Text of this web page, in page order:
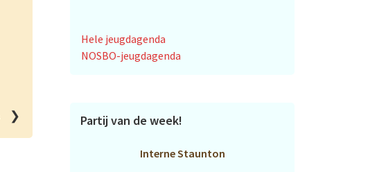
❯
Hele jeugdagenda
NOSBO-jeugdagenda
Partij van de week!
Interne Staunton